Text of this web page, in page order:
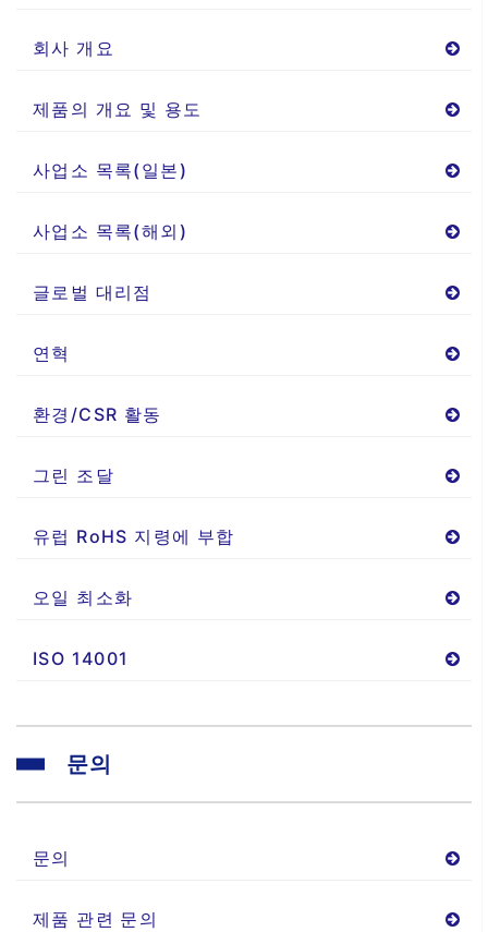
회사 개요
제품의 개요 및 용도
사업소 목록(일본)
사업소 목록(해외)
글로벌 대리점
연혁
환경/CSR 활동
그린 조달
유럽 RoHS 지령에 부합
오일 최소화
ISO 14001
문의
문의
제품 관련 문의